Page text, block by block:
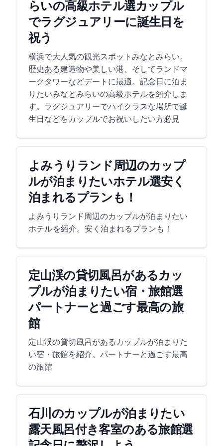
らいの高級ホテル11選!カップル
でラグジュアリーに誕生日を
祝う
横浜で大人気の観光スポットみなとみらい。
歴史ある建造物や美しい港、そしてランドマ
ークタワーなどデートに最適。記念日に泊ま
りたいみなとみらいの高級ホテルを紹介しま
す。ラグジュアリーでハイクラスな場所で誕
生日などをカップルでお祝いしたい方必見
よみうりランド周辺のカップ
ルが泊まりたいホテル 8選安く
泊まれるプランも！
よみうりランド周辺のカップルが泊まりたい
ホテル を紹介。安く泊まれるプランも！
定山渓の貸切風呂があるカッ
プルが泊まりたい宿・旅館10選
パートナーと過ごす最高の旅
館
定山渓の貸切風呂があるカップルが泊まりた
い宿・旅館を紹介。パートナーと過ごす最高
の旅館
石川のカップルが泊まりたい
露天風呂付き客室のある旅館15選